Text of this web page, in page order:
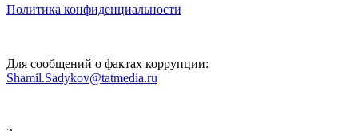
Политика конфиденциальности
Для сообщений о фактах коррупции:
Shamil.Sadykov@tatmedia.ru